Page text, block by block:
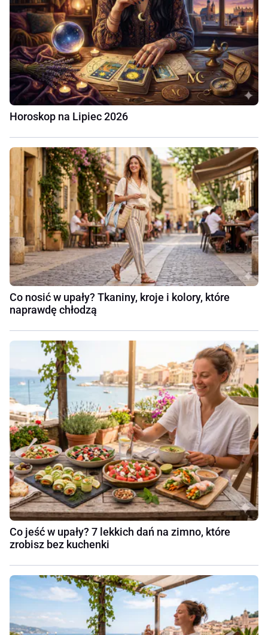
Horoskop na Lipiec 2026
Co nosić w upały? Tkaniny, kroje i kolory, które
naprawdę chłodzą
Co jeść w upały? 7 lekkich dań na zimno, które
zrobisz bez kuchenki